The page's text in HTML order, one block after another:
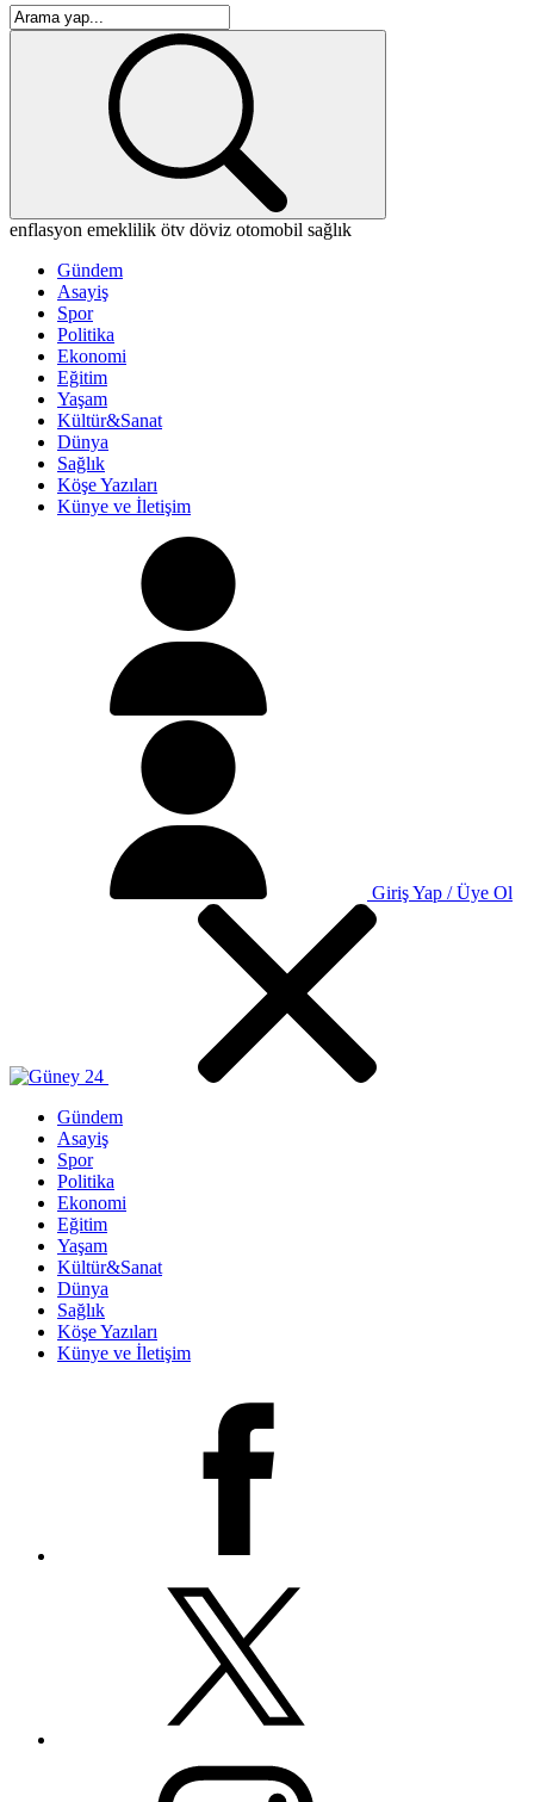
enflasyon emeklilik ötv döviz otomobil sağlık
Gündem
Asayiş
Spor
Politika
Ekonomi
Eğitim
Yaşam
Kültür&Sanat
Dünya
Sağlık
Köşe Yazıları
Künye ve İletişim
Giriş Yap / Üye Ol
Gündem
Asayiş
Spor
Politika
Ekonomi
Eğitim
Yaşam
Kültür&Sanat
Dünya
Sağlık
Köşe Yazıları
Künye ve İletişim